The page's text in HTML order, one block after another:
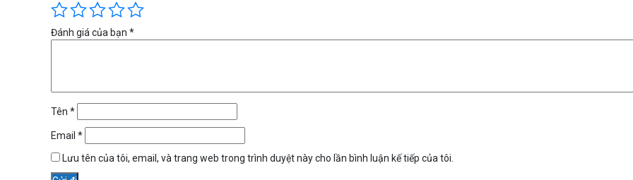
Đánh giá của bạn *
Tên *
Email *
Lưu tên của tôi, email, và trang web trong trình duyệt này cho lần bình luận kế tiếp của tôi.